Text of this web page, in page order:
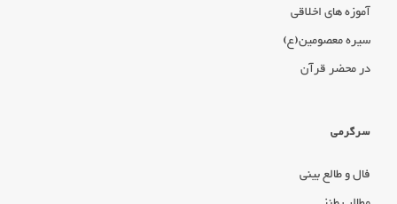
آموزه های اخلاقی
سیره معصومین(ع)
در محضر قرآن
سرگرمی
فال و طالع بینی